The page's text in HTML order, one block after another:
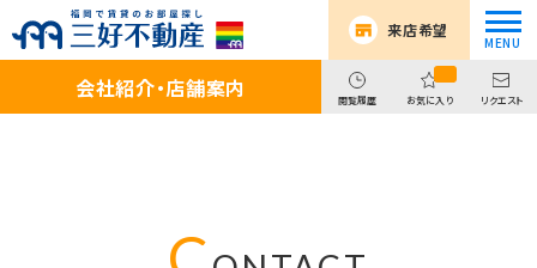
来店希望
会社紹介・店舗案内 閲覧履歴 お気に入り リクエスト